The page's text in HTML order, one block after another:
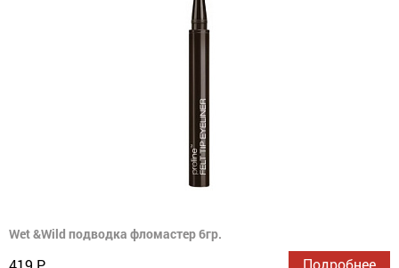
Wet &Wild подводка фломастер 6гр.